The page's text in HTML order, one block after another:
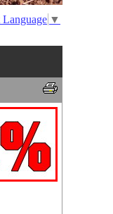
Language ▼